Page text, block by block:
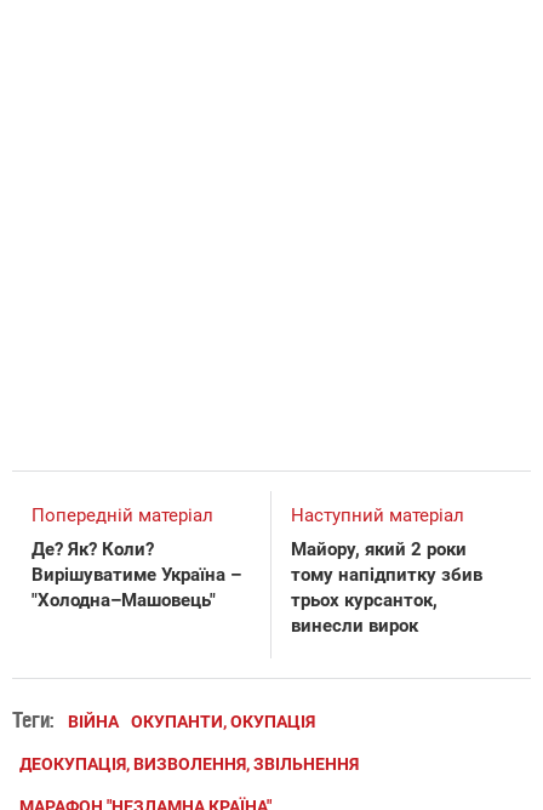
Попередній матеріал
Де? Як? Коли?
Вирішуватиме Україна –
"Холодна–Машовець"
Наступний матеріал
Майору, який 2 роки
тому напідпитку збив
трьох курсанток,
винесли вирок
Теги: ВІЙНА ОКУПАНТИ, ОКУПАЦІЯ
ДЕОКУПАЦІЯ, ВИЗВОЛЕННЯ, ЗВІЛЬНЕННЯ